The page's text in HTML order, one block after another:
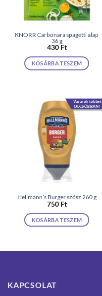
KNORR Carbonara spagetti alap
36 g
430 Ft
KOSÁRBA TESZEM
Vásárolj többet
OLCSÓBBAN!
Hellmann’s Burger szósz 260 g
750 Ft
KOSÁRBA TESZEM
KAPCSOLAT